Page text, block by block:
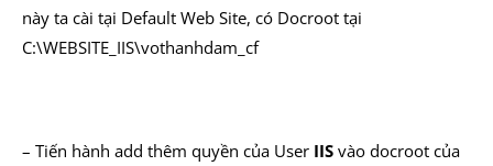
này ta cài tại Default Web Site, có Docroot tại
C:\WEBSITE_IIS\vothanhdam_cf
– Tiến hành add thêm quyền của User IIS vào docroot của